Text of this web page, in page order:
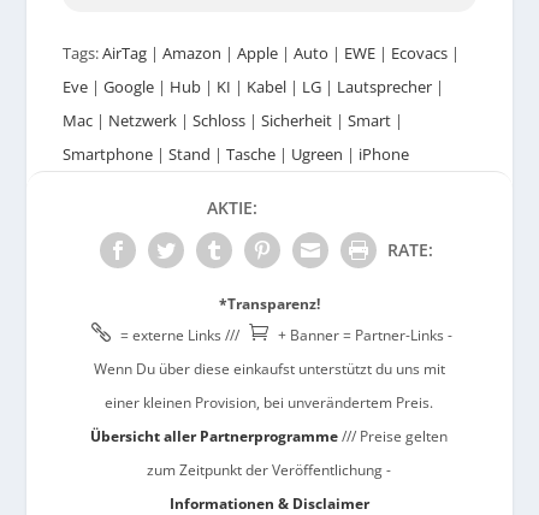
Tags:AirTag |Amazon |Apple |Auto | EWE | Ecovacs |
Eve |Google | Hub | KI | Kabel | LG | Lautsprecher |
Mac | Netzwerk |Schloss |Sicherheit |Smart |
Smartphone |Stand |Tasche | Ugreen | iPhone
AKTIE:
RATE:
*Transparenz!
 = externe Links ///  + Banner = Partner-Links -
Wenn Du über diese einkaufst unterstützt du uns mit
einer kleinen Provision, bei unverändertem Preis.
Übersicht aller Partnerprogramme/// Preise gelten
zum Zeitpunkt der Veröffentlichung -
Informationen & Disclaimer